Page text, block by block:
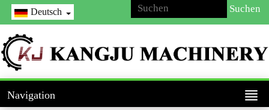
Deutsch
Navigation